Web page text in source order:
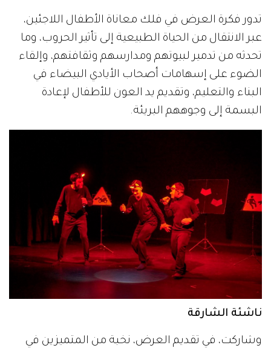
تدور فكرة العرض في فلك معاناة الأطفال اللاجئين،
عبر الانتقال من الحياة الطبيعية إلى تأثير الحروب، وما
تحدثه من تدمير لبيوتهم ومدارسهم وثقافتهم، وإلقاء
الضوء على إسهامات أصحاب الأيادي البيضاء في
البناء والتعليم، وتقديم يد العون للأطفال لإعادة
البسمة إلى وجوههم البريئة.
ناشئة الشارقة
وشاركت، في تقديم العرض، نخبة من المتميزين في